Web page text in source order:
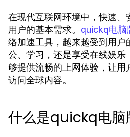
在现代互联网环境中，快速
用户的基本需求。
quickq电脑
络加速工具，越来越受到用
公、学习，还是享受在线娱
够提供流畅的上网体验，让用
访问全球内容。
什么是quickq电脑